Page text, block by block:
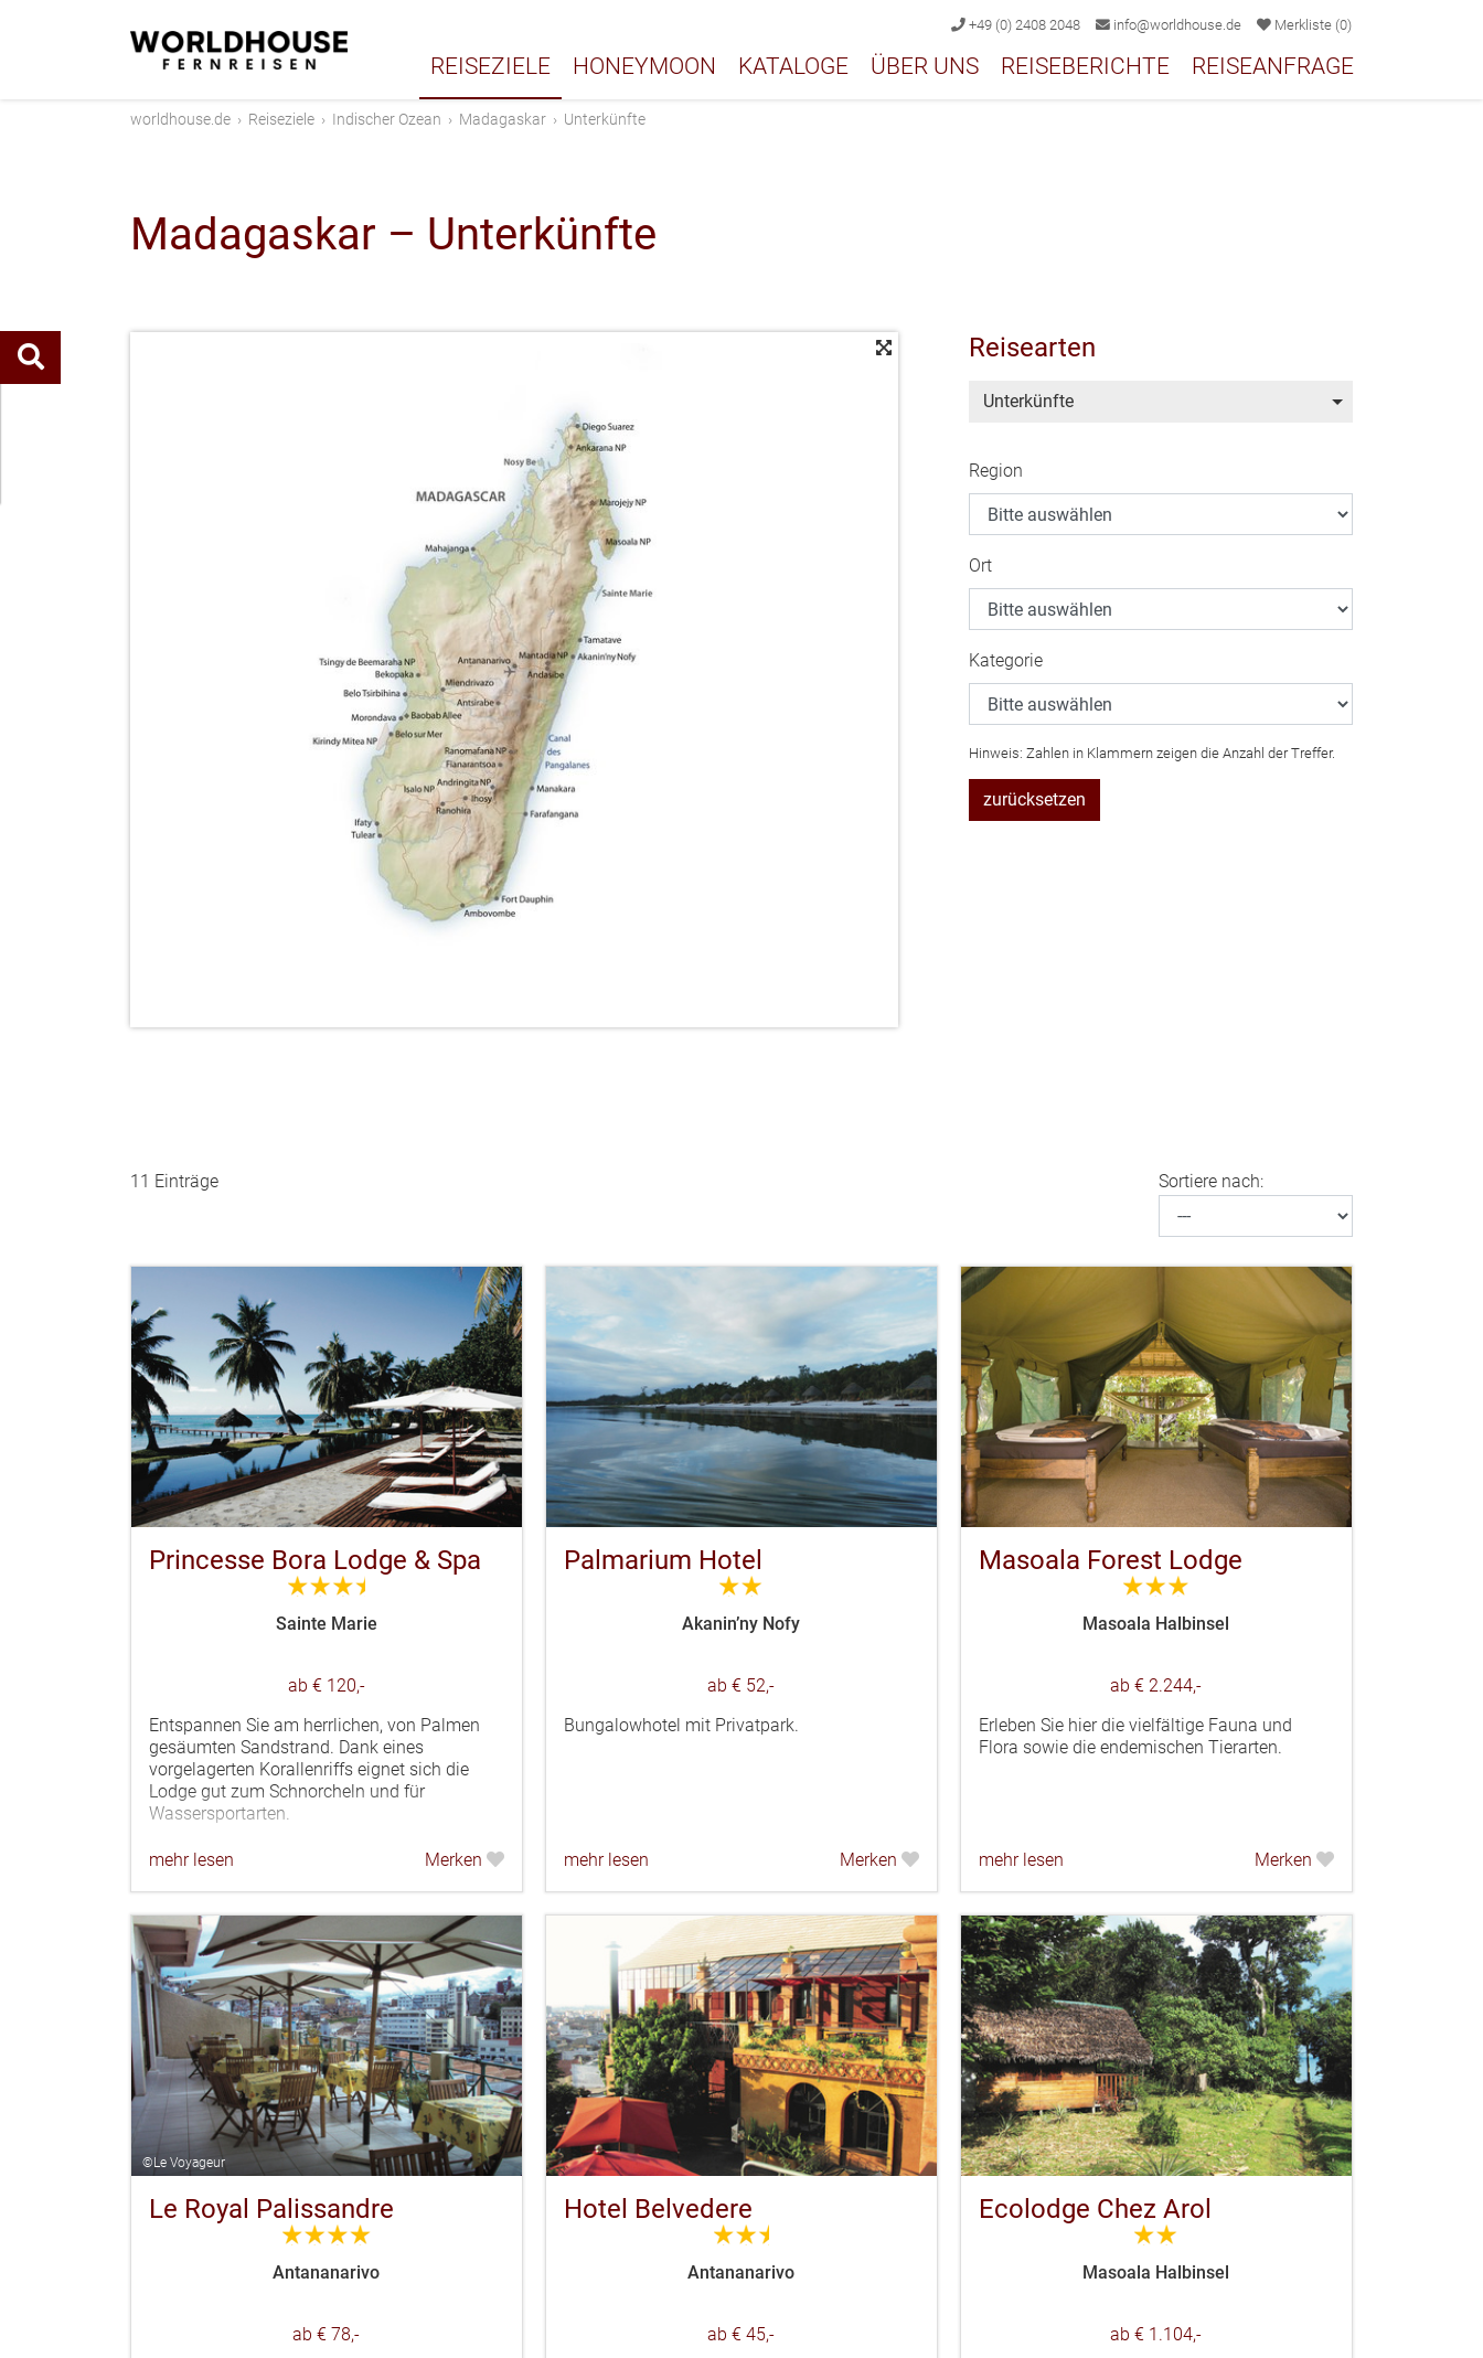
+49 (0) 2408 2048 info@worldhouse.de Merkliste (0)
REISEZIELE HONEYMOON KATALOGE ÜBER UNS REISEBERICHTE REISEANFRAGE
worldhouse.de › Reiseziele › Indischer Ozean › Madagaskar › Unterkünfte
Madagaskar – Unterkünfte
Reisearten
Unterkünfte
Region
Ort
Kategorie
Hinweis: Zahlen in Klammern zeigen die Anzahl der Treffer.
zurücksetzen
11 Einträge Sortiere nach:
Princesse Bora Lodge & Spa
3.5
Sainte Marie
ab € 120,-
Entspannen Sie am herrlichen, von Palmen
gesäumten Sandstrand. Dank eines
vorgelagerten Korallenriffs eignet sich die
Lodge gut zum Schnorcheln und für
Wassersportarten.
mehr lesen Merken
Palmarium Hotel
2.0
Akanin’ny Nofy
ab € 52,-
Bungalowhotel mit Privatpark.
mehr lesen Merken
Masoala Forest Lodge
3.0
Masoala Halbinsel
ab € 2.244,-
Erleben Sie hier die vielfältige Fauna und
Flora sowie die endemischen Tierarten.
mehr lesen Merken
©Le Voyageur
Le Royal Palissandre
4.0
Antananarivo
ab € 78,-
Hotel Belvedere
2.5
Antananarivo
ab € 45,-
Ecolodge Chez Arol
2.0
Masoala Halbinsel
ab € 1.104,-